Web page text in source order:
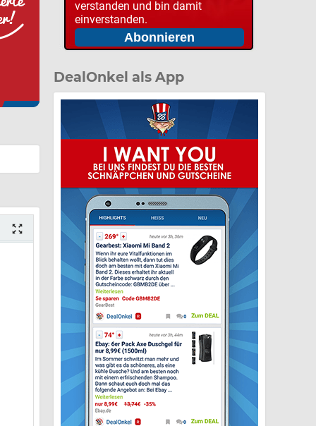
verstanden und bin damit
einverstanden.
DealOnkel als App